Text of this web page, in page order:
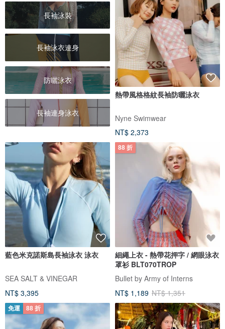
長袖泳裝
長袖泳衣連身
防曬泳衣
長袖連身泳衣
熱帶風格格紋長袖防曬泳衣
Nyne Swimwear
NT$ 2,373
藍色米克諾斯島長袖泳衣 泳衣
SEA SALT & VINEGAR
NT$ 3,395
88 折
細繩上衣 - 熱帶花押字 / 網眼泳衣
罩衫 BLT070TROP
Bullet by Army of Interns
NT$ 1,189 NT$ 1,351
免運 88 折